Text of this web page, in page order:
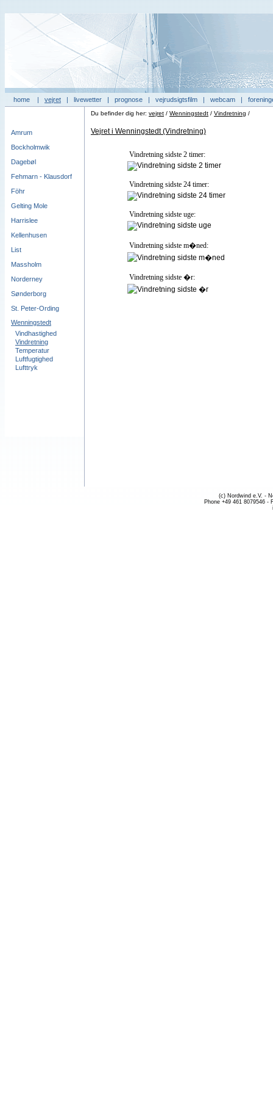
home|vejret|livewetter|prognose|vejrudsigtsfilm|webcam|
Amrum
Bockholmwik
Dagebøl
Fehmarn - Klausdorf
Föhr
Gelting Mole
Harrislee
Kellenhusen
List
Massholm
Norderney
Sønderborg
St. Peter-Ording
Wenningstedt
Vindhastighed
Vindretning
Temperatur
Luftfugtighed
Lufttryk
Du befinder dig her: vejret / Wenningstedt / Vindretning /
Vejret i Wenningstedt (Vindretning)
Vindretning sidste 2 timer:
Vindretning sidste 24 timer:
Vindretning sidste uge:
Vindretning sidste m�ned:
Vindretning sidste �r:
(c) Nordwind e.V. -
Phone +49 461 8079546 -